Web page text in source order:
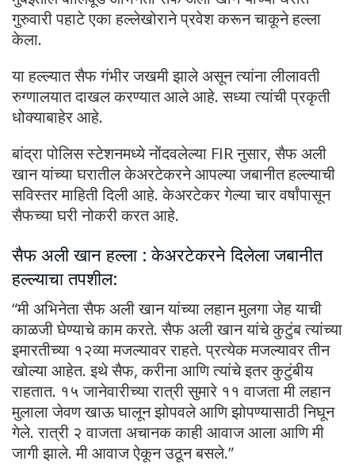
गुरुवारी पहाटे एका हल्लेखोराने प्रवेश करून चाकूने हल्ला
केला.
या हल्ल्यात सैफ गंभीर जखमी झाले असून त्यांना लीलावती
रुग्णालयात दाखल करण्यात आले आहे. सध्या त्यांची प्रकृती
धोक्याबाहेर आहे.
बांद्रा पोलिस स्टेशनमध्ये नोंदवलेल्या FIR नुसार, सैफ अली
खान यांच्या घरातील केअरटेकरने आपल्या जबानीत हल्ल्याची
सविस्तर माहिती दिली आहे. केअरटेकर गेल्या चार वर्षांपासून
सैफच्या घरी नोकरी करत आहे.
सैफ अली खान हल्ला : केअरटेकरने दिलेला जबानीत
हल्ल्याचा तपशील:
“मी अभिनेता सैफ अली खान यांच्या लहान मुलगा जेह याची
काळजी घेण्याचे काम करते. सैफ अली खान यांचे कुटुंब त्यांच्या
इमारतीच्या १२व्या मजल्यावर राहते. प्रत्येक मजल्यावर तीन
खोल्या आहेत. इथे सैफ, करीना आणि त्यांचे इतर कुटुंबीय
राहतात. १५ जानेवारीच्या रात्री सुमारे ११ वाजता मी लहान
मुलाला जेवण खाऊ घालून झोपवले आणि झोपण्यासाठी निघून
गेले. रात्री २ वाजता अचानक काही आवाज आला आणि मी
जागी झाले. मी आवाज ऐकून उठून बसले.”